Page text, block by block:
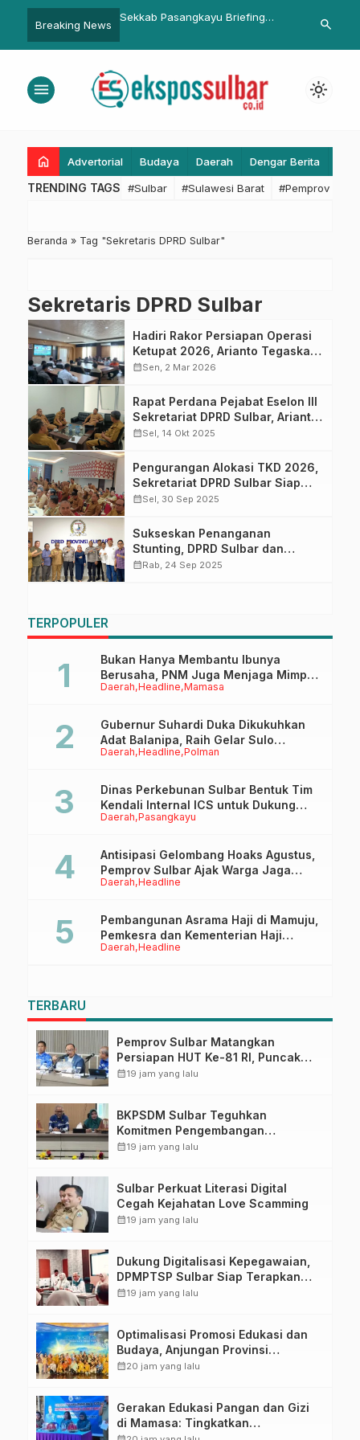
Breaking News
SDK: Ini
Beli Meningkat
Sekkab Pasangkayu Briefing
Sekda
untuk Jabar
search
menu light_mode
home Advertorial Budaya Daerah Dengar Berita
TRENDING TAGS #Sulbar #Sulawesi Barat #Pemprov
Beranda » Tag "Sekretaris DPRD Sulbar"
Sekretaris DPRD Sulbar
Hadiri Rakor Persiapan Operasi
Ketupat 2026, Arianto Tegaskan
Dukung Penuh Kesiapan
calendar_monthSen, 2 Mar 2026
Rapat Perdana Pejabat Eselon III
Sekretariat DPRD Sulbar, Arianto
Harap Sinergitas Lebih
calendar_monthSel, 14 Okt 2025
Pengurangan Alokasi TKD 2026,
Sekretariat DPRD Sulbar Siap
Lakukan Penyesuaian Program
calendar_monthSel, 30 Sep 2025
Sukseskan Penanganan
Stunting, DPRD Sulbar dan
Biddokkes Polda Bahas Program
calendar_monthRab, 24 Sep 2025
TERPOPULER
Daerah Headline Mamasa
Bukan Hanya Membantu Ibunya
Berusaha, PNM Juga Menjaga Mimpi
Anaknya Untuk Menggapai Cita-Cita
Daerah Headline Polman
Gubernur Suhardi Duka Dikukuhkan
Adat Balanipa, Raih Gelar Sulo
Tappidena
Daerah Pasangkayu
Dinas Perkebunan Sulbar Bentuk Tim
Kendali Internal ICS untuk Dukung
Sertifikasi ISPO Pekebun di
Daerah Headline
Antisipasi Gelombang Hoaks Agustus,
Pemprov Sulbar Ajak Warga Jaga
Ruang Digital
Daerah Headline
Pembangunan Asrama Haji di Mamuju,
Pemkesra dan Kementerian Haji
Sulbar Tinjau Lokasi
TERBARU
Pemprov Sulbar Matangkan
Persiapan HUT Ke-81 RI, Puncak
Upacara di Lapangan Ahmad
calendar_month19 jam yang lalu
BKPSDM Sulbar Teguhkan
Komitmen Pengembangan
Kompetensi ASN melalui
calendar_month19 jam yang lalu
Sulbar Perkuat Literasi Digital
Cegah Kejahatan Love Scamming
calendar_month19 jam yang lalu
Dukung Digitalisasi Kepegawaian,
DPMPTSP Sulbar Siap Terapkan
Aplikasi FLEKSI ASN
calendar_month19 jam yang lalu
Optimalisasi Promosi Edukasi dan
Budaya, Anjungan Provinsi
Sulawesi Barat Perkuat Kolaborasi
calendar_month20 jam yang lalu
Gerakan Edukasi Pangan dan Gizi
di Mamasa: Tingkatkan